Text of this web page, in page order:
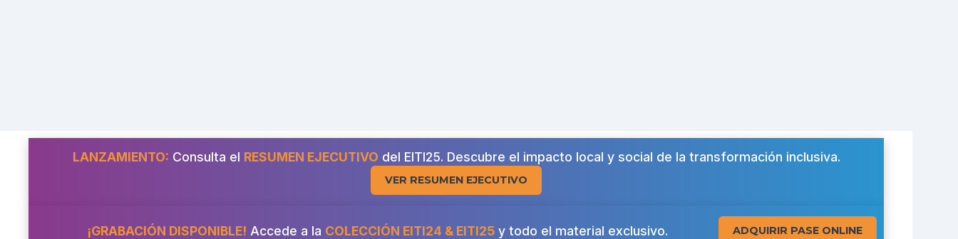
LANZAMIENTO: Consulta el RESUMEN EJECUTIVO del EITI25. Descubre el impacto local y social de la transformación inclusiva.
VER RESUMEN EJECUTIVO
¡GRABACIÓN DISPONIBLE! Accede a la COLECCIÓN EITI24 & EITI25y todo el material exclusivo. ADQUIRIR PASE ONLINE